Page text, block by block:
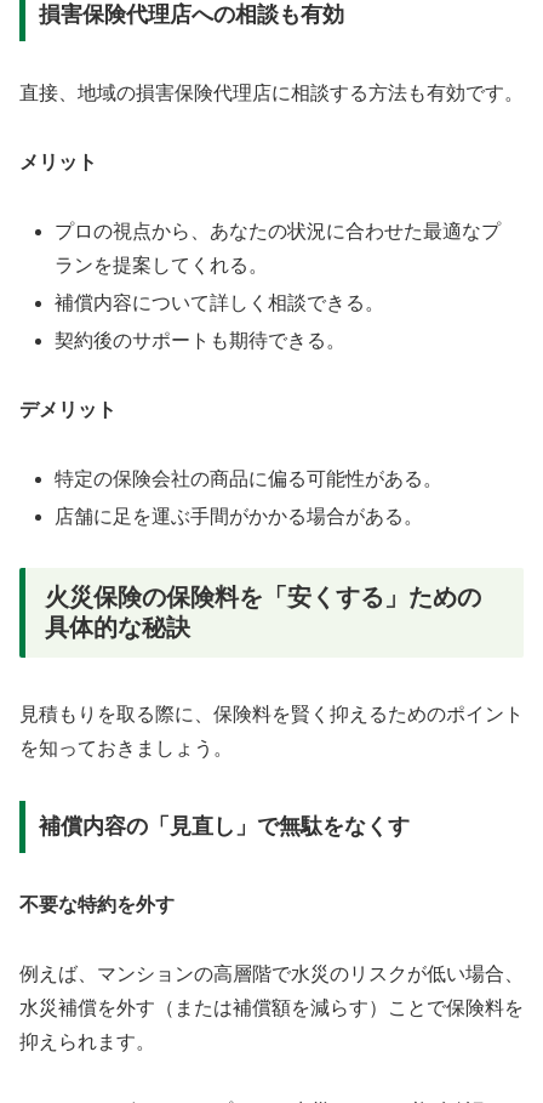
損害保険代理店への相談も有効
直接、地域の損害保険代理店に相談する方法も有効です。
メリット
プロの視点から、あなたの状況に合わせた最適なプ
ランを提案してくれる。
補償内容について詳しく相談できる。
契約後のサポートも期待できる。
デメリット
特定の保険会社の商品に偏る可能性がある。
店舗に足を運ぶ手間がかかる場合がある。
火災保険の保険料を「安くする」ための
具体的な秘訣
見積もりを取る際に、保険料を賢く抑えるためのポイント
を知っておきましょう。
補償内容の「見直し」で無駄をなくす
不要な特約を外す
例えば、マンションの高層階で水災のリスクが低い場合、
水災補償を外す（または補償額を減らす）ことで保険料を
抑えられます。